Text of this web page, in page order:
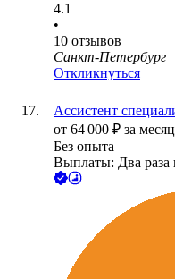
4.1
•
10 отзывов
Санкт-Петербург
Откликнуться
Ассистент
от 64 000 ₽ за
Без опыта
Выплаты: Два раза